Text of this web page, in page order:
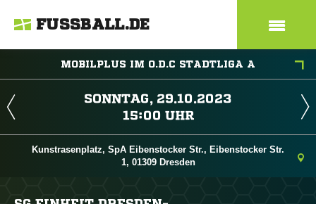
FUSSBALL.DE
MOBILPLUS IM O.D.C STADTLIGA A
 
 
Kunstrasenplatz, SpA Eibenstocker Str., Eibenstocker Str.
1, 01309 Dresden